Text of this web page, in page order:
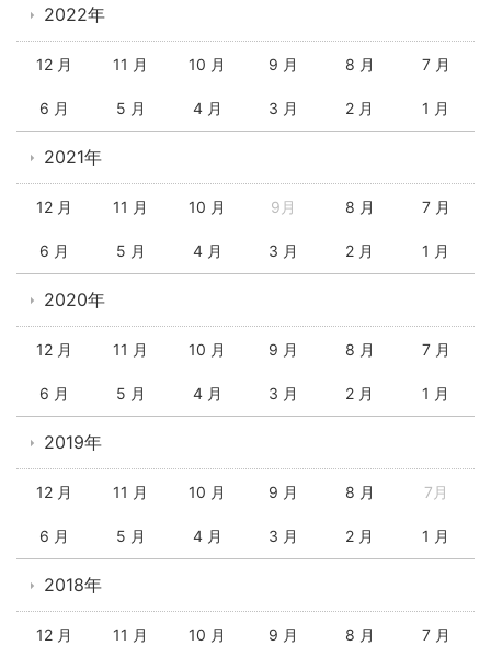
2022年
12 月 11 月 10 月 9 月 8 月 7 月
6 月 5 月 4 月 3 月 2 月 1 月
2021年
12 月 11 月 10 月 9月 8 月 7 月
6 月 5 月 4 月 3 月 2 月 1 月
2020年
12 月 11 月 10 月 9 月 8 月 7 月
6 月 5 月 4 月 3 月 2 月 1 月
2019年
12 月 11 月 10 月 9 月 8 月 7月
6 月 5 月 4 月 3 月 2 月 1 月
2018年
12 月 11 月 10 月 9 月 8 月 7 月